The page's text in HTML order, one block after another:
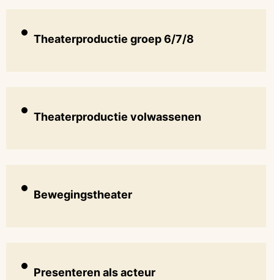
Theaterproductie groep 6/7/8
Theaterproductie volwassenen
Bewegingstheater
Presenteren als acteur